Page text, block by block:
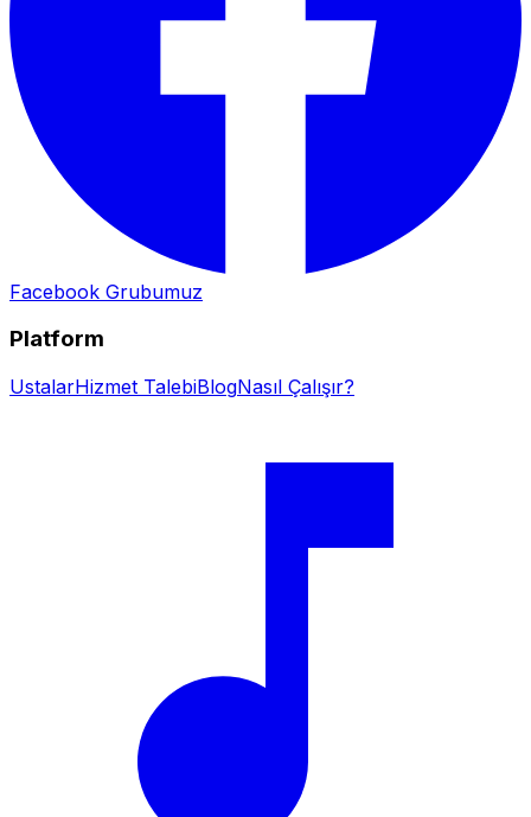
Facebook Grubumuz
Platform
UstalarHizmet TalebiBlogNasıl Çalışır?